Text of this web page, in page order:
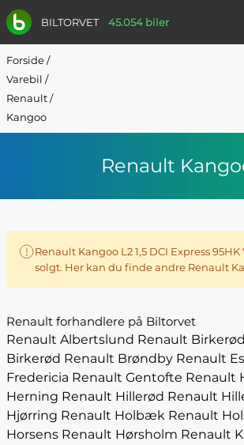
BILTORVET 45.054 biler
Forside/
Varebil /
Renault/
Kangoo
Renault
Renault Kangoo L2 1,5 DCI Express
solgt. Her kan du finde andre Renault
Renault forhandlere på Biltorvet
Renault Albertslund Renault Birkerød
Birkerød Renault Brøndby Renault
Fredericia Renault Gentofte Renault
Herning Renault Hillerød Renault
Hjørring Renault Holbæk Renault
Horsens Renault Hørsholm Renault